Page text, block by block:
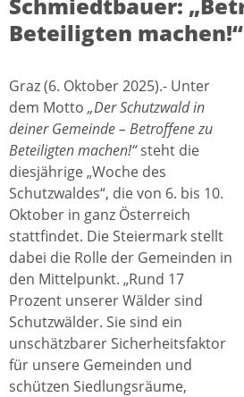
Beteiligten machen!“
Graz (6. Oktober 2025).- Unter
dem Motto „Der Schutzwald in
deiner Gemeinde – Betroffene zu
Beteiligten machen!“steht die
diesjährige „Woche des
Schutzwaldes“, die von 6. bis 10.
Oktober in ganz Österreich
stattfindet. Die Steiermark stellt
dabei die Rolle der Gemeinden in
den Mittelpunkt. „Rund 17
Prozent unserer Wälder sind
Schutzwälder. Sie sind ein
unschätzbarer Sicherheitsfaktor
für unsere Gemeinden und
schützen Siedlungsräume,